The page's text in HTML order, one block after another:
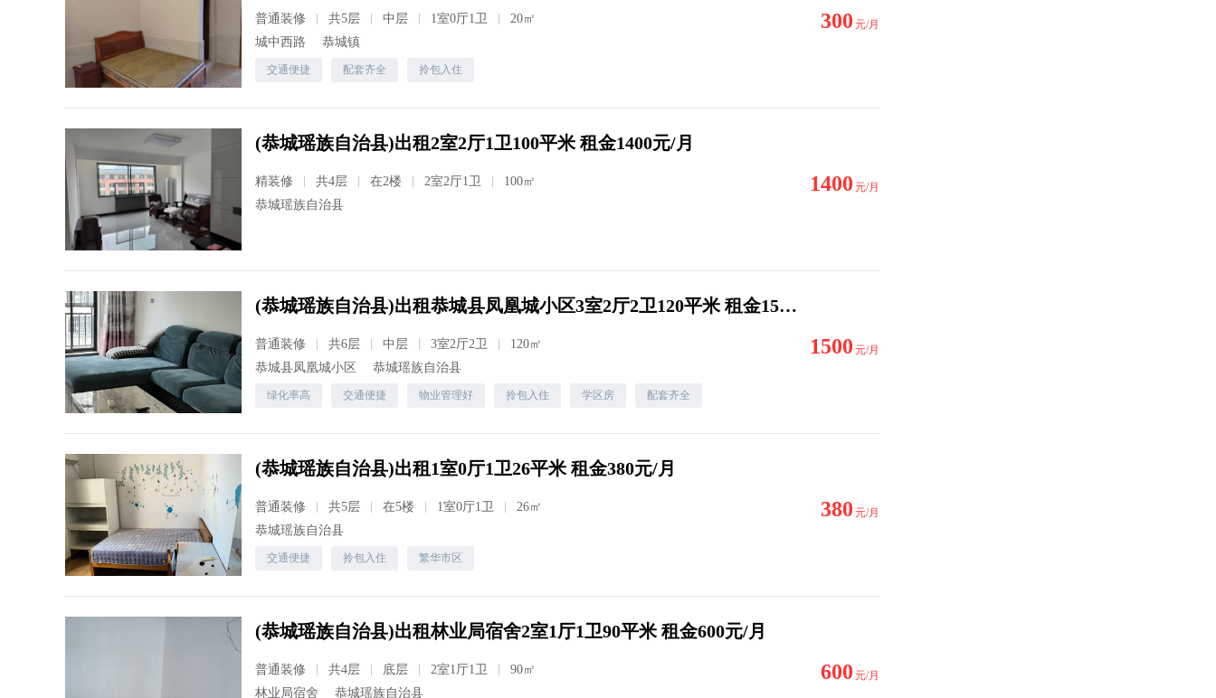
普通装修 共5层 中层 1室0厅1卫
20㎡
城中西路
恭城镇
交通便捷 配套齐全 拎包入住
300 元/月
(恭城瑶族自治县)出租2室2厅1卫100平米 租金1400元/月
精装修 共4层 在2楼 2室2厅1卫
100㎡
恭城瑶族自治县
1400 元/月
(恭城瑶族自治县)出租恭城县凤凰城小区3室2厅2卫120平米 租金1500元/月
普通装修 共6层 中层 3室2厅2卫
120㎡
恭城县凤凰城小区
恭城瑶族自治县
绿化率高 交通便捷 物业管理好 拎包入住 学区房 配套齐全
1500 元/月
(恭城瑶族自治县)出租1室0厅1卫26平米 租金380元/月
普通装修 共5层 在5楼 1室0厅1卫
26㎡
恭城瑶族自治县
交通便捷 拎包入住 繁华市区
380 元/月
(恭城瑶族自治县)出租林业局宿舍2室1厅1卫90平米 租金600元/月
普通装修 共4层 底层 2室1厅1卫
90㎡
林业局宿舍
恭城瑶族自治县
600 元/月